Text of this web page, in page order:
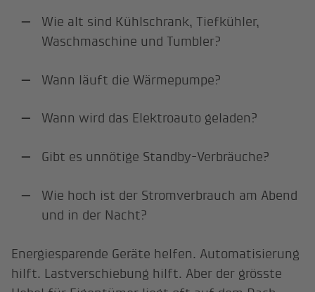
Wie alt sind Kühlschrank, Tiefkühler,
Waschmaschine und Tumbler?
Wann läuft die Wärmepumpe?
Wann wird das Elektroauto geladen?
Gibt es unnötige Standby-Verbräuche?
Wie hoch ist der Stromverbrauch am Abend
und in der Nacht?
Energiesparende Geräte helfen. Automatisierung
hilft. Lastverschiebung hilft. Aber der grösste